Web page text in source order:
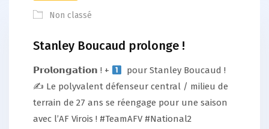
Non classé
Stanley Boucaud prolonge !
𝗣𝗿𝗼𝗹𝗼𝗻𝗴𝗮𝘁𝗶𝗼𝗻 ! +
pour Stanley Boucaud !
✍ Le polyvalent défenseur central / milieu de
terrain de 27 ans se réengage pour une saison
avec l’AF Virois ! #TeamAFV #National2